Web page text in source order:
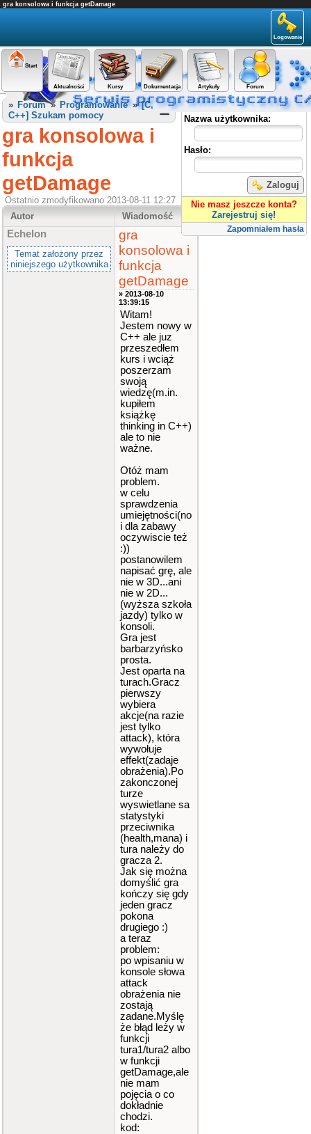
gra konsolowa i funkcja getDamage
Logowanie
Start
Aktualności Kursy Dokumentacja Artykuły Forum
Panel użytkownika
Nazwa użytkownika:
Hasło:
Zaloguj
Nie masz jeszcze konta?
Zarejestruj się!
Zapomniałem hasła
» Forum» Programowanie»[C,
C++] Szukam pomocy
gra konsolowa i
funkcja
getDamage
Ostatnio zmodyfikowano 2013-08-11 12:27
Autor
Wiadomość
Echelon
Temat założony przez
niniejszego użytkownika
gra
konsolowa i
funkcja
getDamage
» 2013-08-10
13:39:15
Witam!
Jestem nowy w
C++ ale juz
przeszedłem
kurs i wciąż
poszerzam
swoją
wiedzę(m.in.
kupiłem
książkę
thinking in C++)
ale to nie
ważne.
Otóż mam
problem.
w celu
sprawdzenia
umiejętności(no
i dla zabawy
oczywiscie też
:))
postanowilem
napisać grę, ale
nie w 3D...ani
nie w 2D...
(wyższa szkoła
jazdy) tylko w
konsoli.
Gra jest
barbarzyńsko
prosta.
Jest oparta na
turach.Gracz
pierwszy
wybiera
akcje(na razie
jest tylko
attack), która
wywołuje
effekt(zadaje
obrażenia).Po
zakonczonej
turze
wyswietlane sa
statystyki
przeciwnika
(health,mana) i
tura należy do
gracza 2.
Jak się można
domyślić gra
kończy się gdy
jeden gracz
pokona
drugiego :)
a teraz
problem:
po wpisaniu w
konsole słowa
attack
obrażenia nie
zostają
zadane.Myślę
że błąd leży w
funkcji
tura1/tura2 albo
w funkcji
getDamage,ale
nie mam
pojęcia o co
dokładnie
chodzi.
kod: